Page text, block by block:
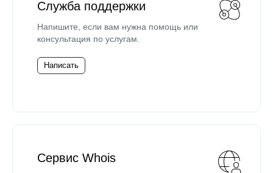
Служба поддержки
Напишите, если вам нужна помощь или
консультация по услугам.
Написать
Сервис Whois